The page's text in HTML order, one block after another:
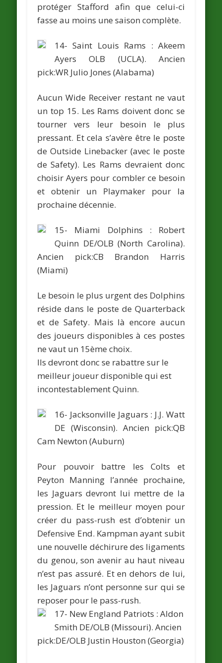
protéger Stafford afin que celui-ci
fasse au moins une saison complète.
14- Saint Louis Rams : Akeem
Ayers OLB (UCLA). Ancien
pick:WR Julio Jones (Alabama)
Aucun Wide Receiver restant ne vaut
un top 15. Les Rams doivent donc se
tourner vers leur besoin le plus
pressant. Et cela s’avère être le poste
de Outside Linebacker (avec le poste
de Safety). Les Rams devraient donc
choisir Ayers pour combler ce besoin
et obtenir un Playmaker pour la
prochaine décennie.
15- Miami Dolphins : Robert
Quinn DE/OLB (North Carolina).
Ancien pick:CB Brandon Harris
(Miami)
Le besoin le plus urgent des Dolphins
réside dans le poste de Quarterback
et de Safety. Mais là encore aucun
des joueurs disponibles à ces postes
ne vaut un 15ème choix.
Ils devront donc se rabattre sur le
meilleur joueur disponible qui est
incontestablement Quinn.
16- Jacksonville Jaguars : J.J. Watt
DE (Wisconsin). Ancien pick:QB
Cam Newton (Auburn)
Pour pouvoir battre les Colts et
Peyton Manning l’année prochaine,
les Jaguars devront lui mettre de la
pression. Et le meilleur moyen pour
créer du pass-rush est d’obtenir un
Defensive End. Kampman ayant subit
une nouvelle déchirure des ligaments
du genou, son avenir au haut niveau
n’est pas assuré. Et en dehors de lui,
les Jaguars n’ont personne sur qui se
reposer pour le pass-rush.
17- New England Patriots :Aldon
Smith DE/OLB (Missouri).Ancien
pick:DE/OLB Justin Houston (Georgia)